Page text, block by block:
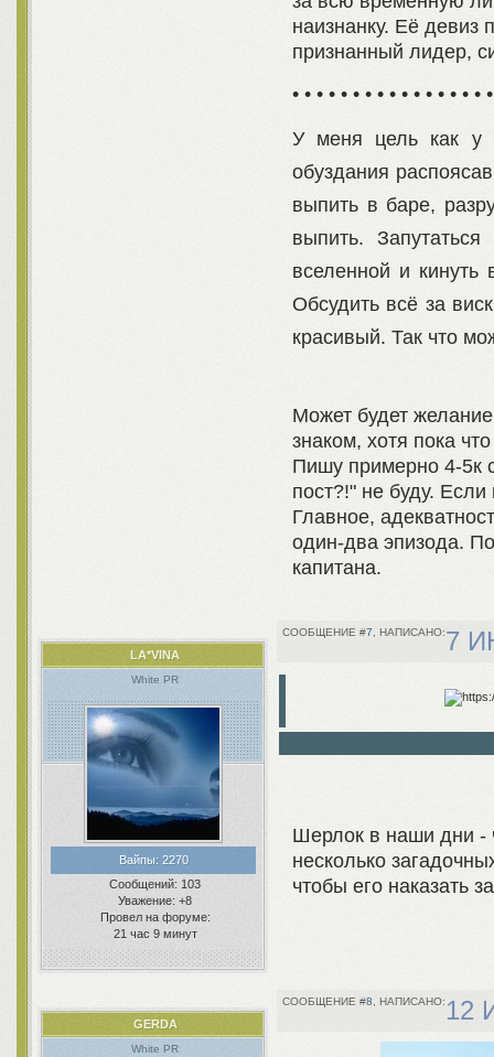
наизнанку. Её девиз
признанный лидер,
• • • • • • • • • • • • • • • •
У меня цель как у
обуздания
выпить в баре,
выпить.
вселенной и кинуть
Обсудить всё за
красивый. Так что
Может будет
знаком, хотя пока
Пишу примерно 4-5к
пост?!" не буду.
Главное,
один-два эпизода.
капитана.
7 7
LA*VINA
White PR
Вайпы:2270
Сообщений: 103
Уважение: +8
Провел на форуме:
21 час 9 минут
Шерлок в наши дни -
несколько
чтобы его наказать
8 12
GERDA
White PR